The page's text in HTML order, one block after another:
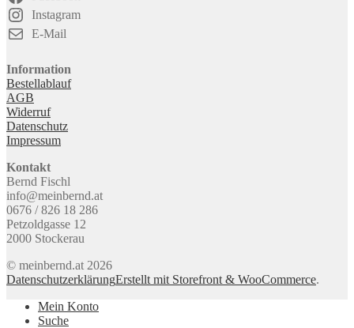
Instagram
E-Mail
Information
Bestellablauf
AGB
Widerruf
Datenschutz
Impressum
Kontakt
Bernd Fischl
info@meinbernd.at
0676 / 826 18 286
Petzoldgasse 12
2000 Stockerau
© meinbernd.at 2026
DatenschutzerklärungErstellt mit Storefront & WooCommerce.
Mein Konto
Suche